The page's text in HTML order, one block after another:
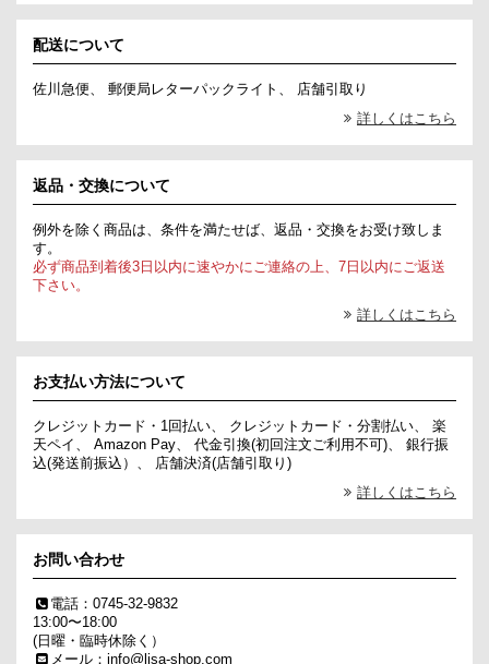
配送について
佐川急便、 郵便局レターパックライト、 店舗引取り
詳しくはこちら
返品・交換について
例外を除く商品は、条件を満たせば、返品・交換をお受け致しま
す。
必ず商品到着後3日以内に速やかにご連絡の上、7日以内にご返送
下さい。
詳しくはこちら
お支払い方法について
クレジットカード・1回払い、 クレジットカード・分割払い、 楽
天ペイ、 Amazon Pay、 代金引換(初回注文ご利用不可)、 銀行振
込(発送前振込）、 店舗決済(店舗引取り)
詳しくはこちら
お問い合わせ
電話：0745-32-9832
13:00〜18:00
(日曜・臨時休除く）
メール：info@lisa-shop.com